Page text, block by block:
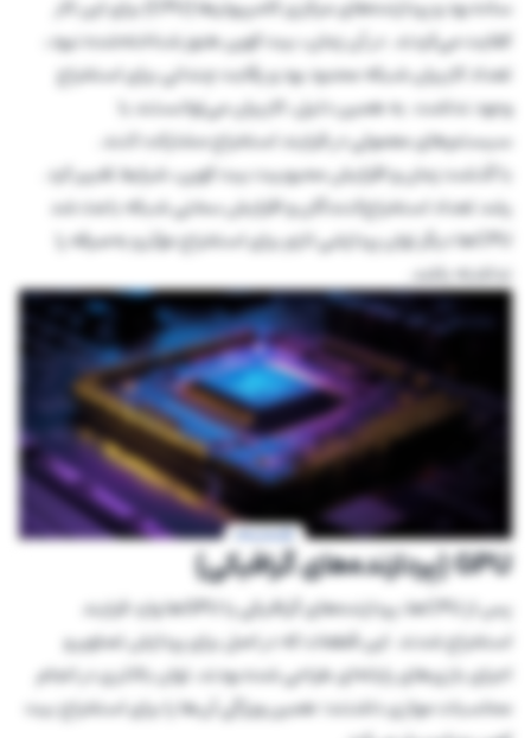
ساده بود و پردازنده‌های مرکزی کامپیوترها (CPU) برای این کار
کفایت می‌کردند. در آن زمان، بیت کوین هنوز شناخته‌شده نبود،
تعداد کاربران شبکه محدود بود و رقابت چندانی برای استخراج
وجود نداشت. به همین دلیل، کاربران می‌توانستند با
سیستم‌های معمولی در فرایند استخراج مشارکت کنند.
با گذشت زمان و افزایش محبوبیت بیت کوین، شرایط تغییر کرد.
رشد تعداد استخراج‌کنندگان و افزایش سختی شبکه باعث شد
CPUها دیگر توان پردازشی لازم برای استخراج مؤثر و به‌صرفه را
نداشته باشد.
GPU (پردازنده‌های گرافیکی)
پس از CPUها، پردازنده‌های گرافیکی یا GPUها وارد فرایند
استخراج شدند. این قطعات که در اصل برای پردازش تصاویر و
اجرای بازی‌های رایانه‌ای طراحی شده بودند، توان بالاتری در انجام
محاسبات موازی داشتند؛ همین ویژگی آن‌ها را برای استخراج بیت